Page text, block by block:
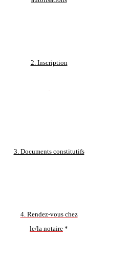
2. Inscription
3. Documents constitutifs
4. Rendez-vous chez
le/la notaire *